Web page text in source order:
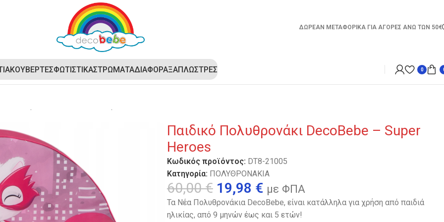
ΔΩΡΕΑΝ ΜΕΤΑΦΟΡΙΚΑ ΓΙΑ ΑΓΟΡΕΣ ΑΝΩ ΤΩΝ 50€
ΚΟΥΒΕΡΤΕΣΦΩΤΙΣΤΙΚΑΣΤΡΩΜΑΤΑΔΙΑΦΟΡΑΞΑΠΛΩΣΤΡΕΣ 0
Παιδικό Πολυθρονάκι DecoBebe – Super
Heroes
Κωδικός προϊόντος: DT8-21005
Κατηγορία: ΠΟΛΥΘΡΟΝΑΚΙΑ
60,00€ 19,98 € με ΦΠΑ
Τα Νέα Πολυθρονάκια DecoBebe, είναι κατάλληλα για χρήση από παιδιά
ηλικίας, από 9 μηνών έως και 5 ετών!